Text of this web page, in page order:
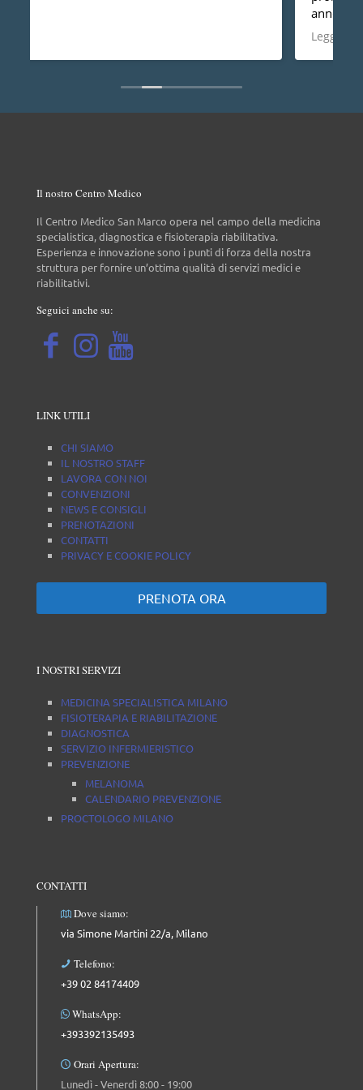
Il nostro Centro Medico
Il Centro Medico San Marco opera nel campo della medicina
specialistica, diagnostica e fisioterapia riabilitativa.
Esperienza e innovazione sono i punti di forza della nostra
struttura per fornire un’ottima qualità di servizi medici e
riabilitativi.
Seguici anche su:
LINK UTILI
CHI SIAMO
IL NOSTRO STAFF
LAVORA CON NOI
CONVENZIONI
NEWS E CONSIGLI
PRENOTAZIONI
CONTATTI
PRIVACY E COOKIE POLICY
PRENOTA ORA
I NOSTRI SERVIZI
MEDICINA SPECIALISTICA MILANO
FISIOTERAPIA E RIABILITAZIONE
DIAGNOSTICA
SERVIZIO INFERMIERISTICO
PREVENZIONE
MELANOMA
CALENDARIO PREVENZIONE
PROCTOLOGO MILANO
CONTATTI
Dove siamo:
via Simone Martini 22/a, Milano
Telefono:
+39 02 84174409
WhatsApp:
+393392135493
Orari Apertura:
Lunedì - Venerdì 8:00 - 19:00